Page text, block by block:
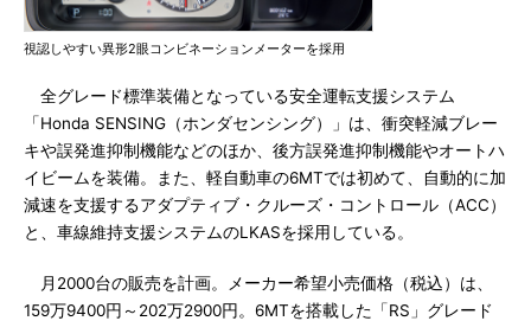
視認しやすい異形2眼コンビネーションメーターを採用
全グレード標準装備となっている安全運転支援システム
「Honda SENSING（ホンダセンシング）」は、衝突軽減ブレー
キや誤発進抑制機能などのほか、後方誤発進抑制機能やオートハ
イビームを装備。また、軽自動車の6MTでは初めて、自動的に加
減速を支援するアダプティブ・クルーズ・コントロール（ACC）
と、車線維持支援システムのLKASを採用している。
月2000台の販売を計画。メーカー希望小売価格（税込）は、
159万9400円～202万2900円。6MTを搭載した「RS」グレード